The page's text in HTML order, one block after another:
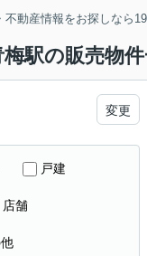
不動産情報をお探しなら
駅の販売物
変更
戸建
店舗